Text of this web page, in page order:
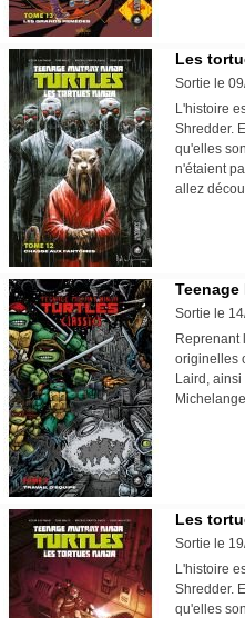
Les
Sortie le
L'histoire
Shredder.
qu'elles
n'étaient
allez
Sortie le
Reprenant
originelles
Laird,
Les
Sortie le
L'histoire
Shredder.
qu'elles